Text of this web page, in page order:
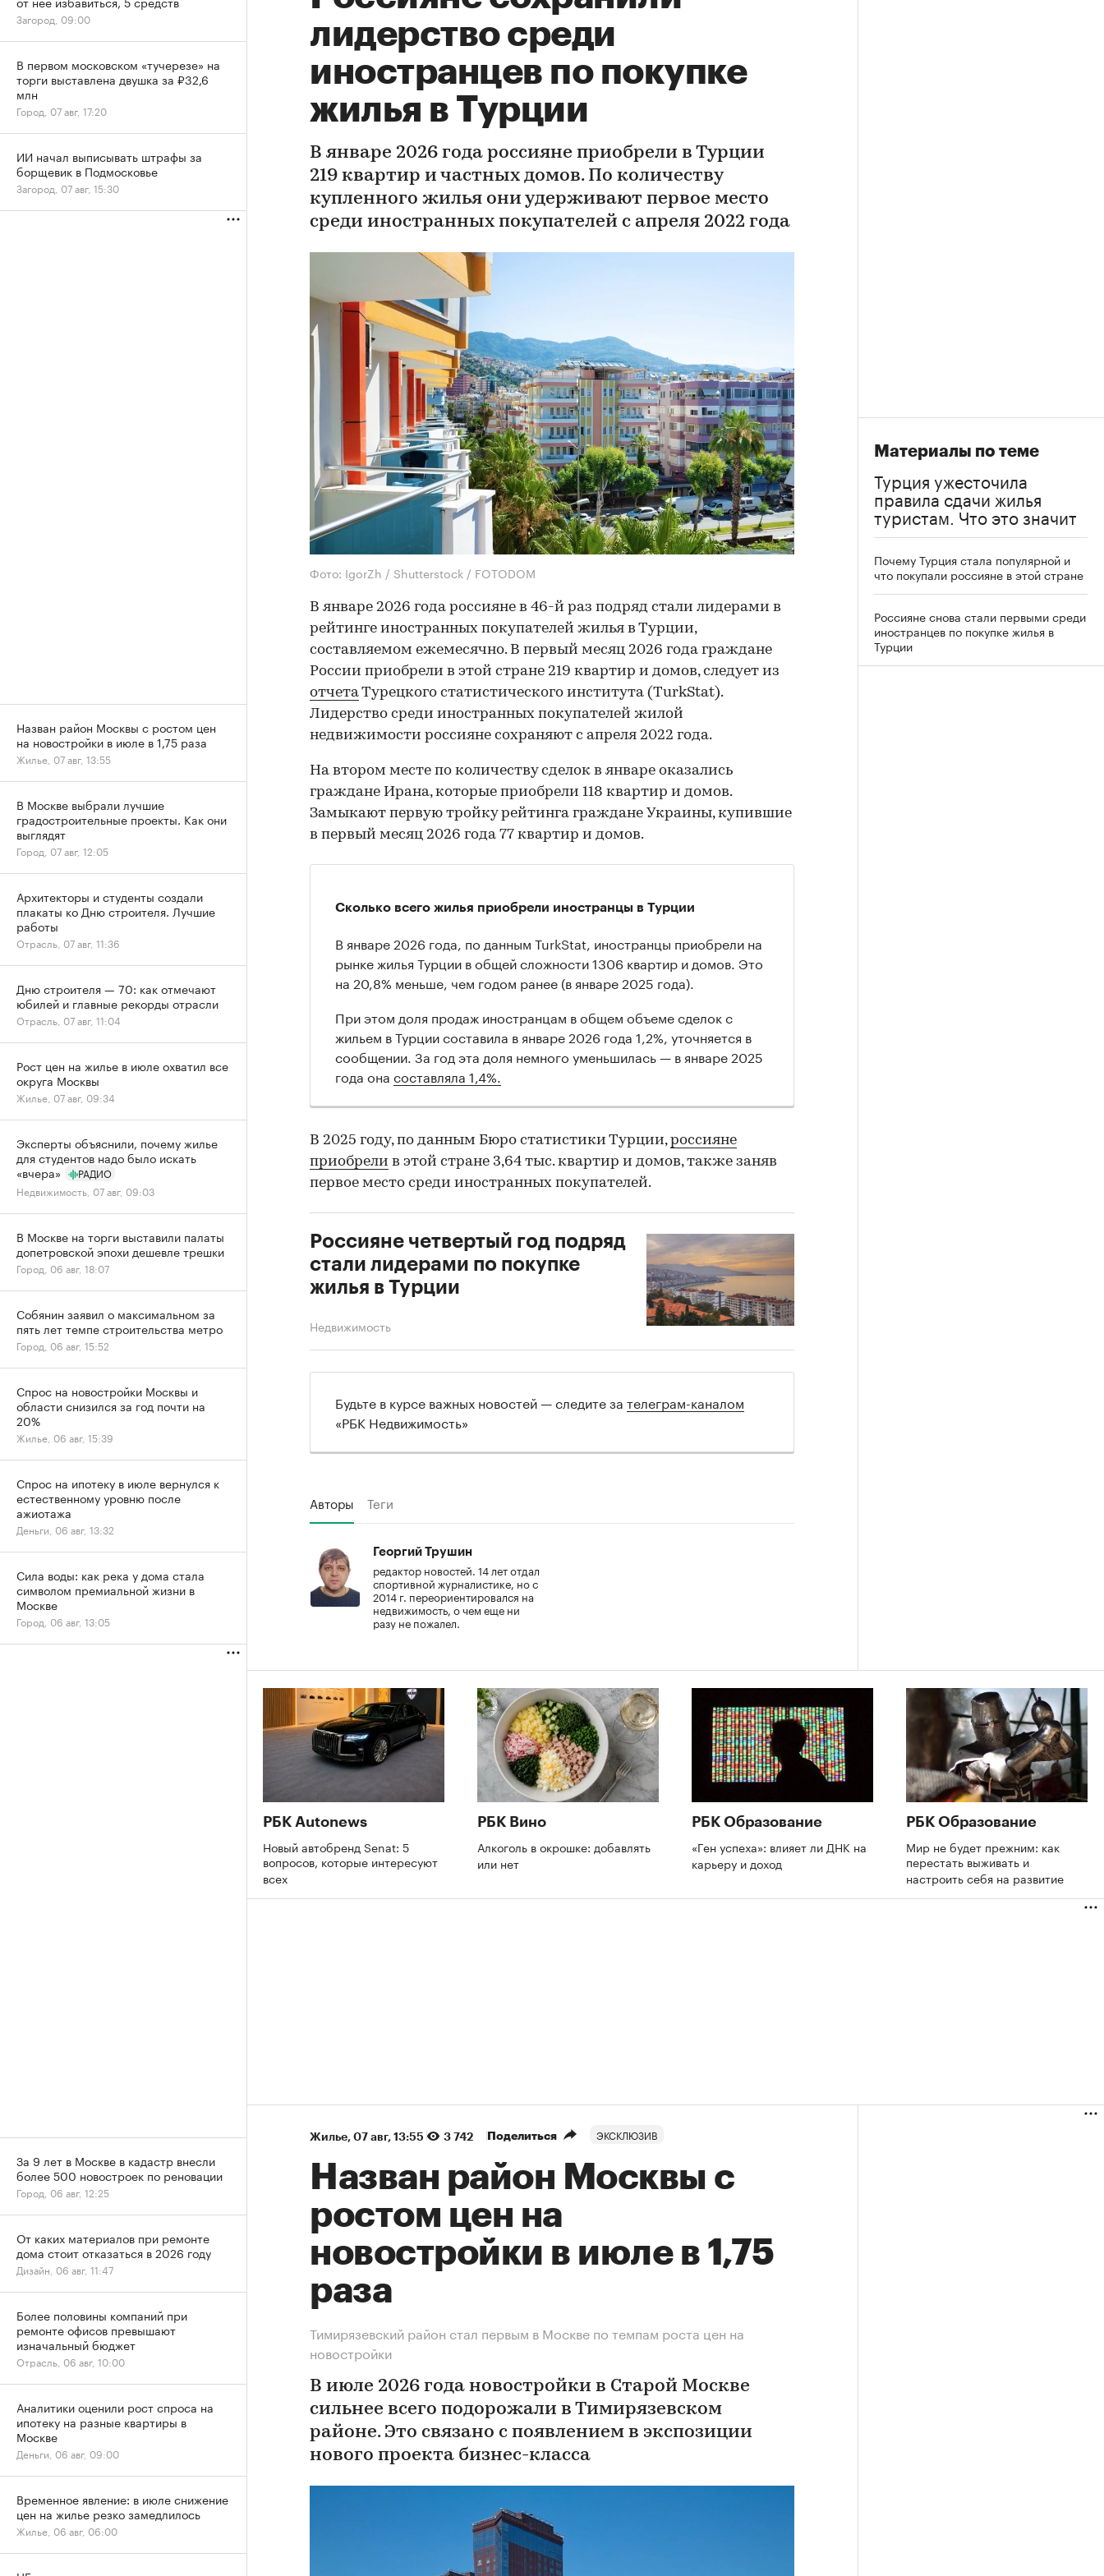
лидерство среди
иностранцев по покупке
жилья в Турции
В январе 2026 года россияне приобрели в Турции
219 квартир и частных домов. По количеству
купленного жилья они удерживают первое место
среди иностранных покупателей с апреля 2022 года
Фото: IgorZh / Shutterstock / FOTODOM
В январе 2026 года россияне в 46-й раз подряд стали лидерами в
рейтинге иностранных покупателей жилья в Турции,
составляемом ежемесячно. В первый месяц 2026 года граждане
России приобрели в этой стране 219 квартир и домов, следует из
отчетаТурецкого статистического института (TurkStat).
Лидерство среди иностранных покупателей жилой
недвижимости россияне сохраняют с апреля 2022 года.
На втором месте по количеству сделок в январе оказались
граждане Ирана, которые приобрели 118 квартир и домов.
Замыкают первую тройку рейтинга граждане Украины, купившие
в первый месяц 2026 года 77 квартир и домов.
Сколько всего жилья приобрели иностранцы в Турции
В январе 2026 года, по данным TurkStat, иностранцы приобрели на
рынке жилья Турции в общей сложности 1306 квартир и домов. Это
на 20,8% меньше, чем годом ранее (в январе 2025 года).
При этом доля продаж иностранцам в общем объеме сделок с
жильем в Турции составила в январе 2026 года 1,2%, уточняется в
сообщении. За год эта доля немного уменьшилась — в январе 2025
года она составляла 1,4%.
В 2025 году, по данным Бюро статистики Турции,россияне
приобрели в этой стране 3,64 тыс. квартир и домов, также заняв
первое место среди иностранных покупателей.
Россияне четвертый год подряд
стали лидерами по покупке
жилья в Турции
Недвижимость
Будьте в курсе важных новостей — следите за телеграм-каналом
«РБК Недвижимость»
Авторы Теги
Георгий Трушин
редактор новостей. 14 лет отдал
спортивной журналистике, но с
2014 г. переориентировался на
недвижимость, о чем еще ни
разу не пожалел.
Материалы по теме
Турция ужесточила
правила сдачи жилья
туристам. Что это значит
Почему Турция стала популярной и
что покупали россияне в этой стране
Россияне снова стали первыми среди
иностранцев по покупке жилья в
Турции
РБК Autonews
Новый автобренд Senat: 5
вопросов, которые интересуют
всех
РБК Вино
Алкоголь в окрошке: добавлять
или нет
РБК Образование
«Ген успеха»: влияет ли ДНК на
карьеру и доход
РБК Образование
Мир не будет прежним: как
перестать выживать и
настроить себя на развитие
Жилье⁠, 07 авг, 13:55 3 742 Поделиться ЭКСКЛЮЗИВ
Назван район Москвы с
ростом цен на
новостройки в июле в 1,75
раза
Тимирязевский район стал первым в Москве по темпам роста цен на
новостройки
В июле 2026 года новостройки в Старой Москве
сильнее всего подорожали в Тимирязевском
районе. Это связано с появлением в экспозиции
нового проекта бизнес-класса
Загород, 09:00
В первом московском «тучерезе» на
торги выставлена двушка за ₽32,6
млн
Город, 07 авг, 17:20
ИИ начал выписывать штрафы за
борщевик в Подмосковье
Загород, 07 авг, 15:30
Назван район Москвы с ростом цен
на новостройки в июле в 1,75 раза
Жилье, 07 авг, 13:55
В Москве выбрали лучшие
градостроительные проекты. Как они
выглядят
Город, 07 авг, 12:05
Архитекторы и студенты создали
плакаты ко Дню строителя. Лучшие
работы
Отрасль, 07 авг, 11:36
Дню строителя — 70: как отмечают
юбилей и главные рекорды отрасли
Отрасль, 07 авг, 11:04
Рост цен на жилье в июле охватил все
округа Москвы
Жилье, 07 авг, 09:34
Эксперты объяснили, почему жилье
для студентов надо было искать
«вчера»
РАДИО
Недвижимость, 07 авг, 09:03
В Москве на торги выставили палаты
допетровской эпохи дешевле трешки
Город, 06 авг, 18:07
Собянин заявил о максимальном за
пять лет темпе строительства метро
Город, 06 авг, 15:52
Спрос на новостройки Москвы и
области снизился за год почти на
20%
Жилье, 06 авг, 15:39
Спрос на ипотеку в июле вернулся к
естественному уровню после
ажиотажа
Деньги, 06 авг, 13:32
Сила воды: как река у дома стала
символом премиальной жизни в
Москве
Город, 06 авг, 13:05
За 9 лет в Москве в кадастр внесли
более 500 новостроек по реновации
Город, 06 авг, 12:25
От каких материалов при ремонте
дома стоит отказаться в 2026 году
Дизайн, 06 авг, 11:47
Более половины компаний при
ремонте офисов превышают
изначальный бюджет
Отрасль, 06 авг, 10:00
Аналитики оценили рост спроса на
ипотеку на разные квартиры в
Москве
Деньги, 06 авг, 09:00
Временное явление: в июле снижение
цен на жилье резко замедлилось
Жилье, 06 авг, 06:00